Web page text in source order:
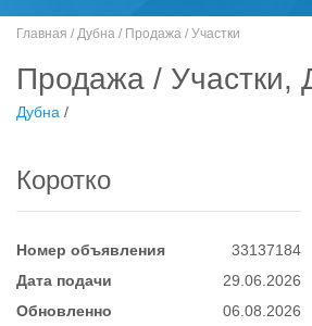
Главная / Дубна / Продажа / Участки
Продажа / Участки,
Дубна /
Коротко
Номер объявления
33137184
Дата подачи
29.06.2026
Обновленно
06.08.2026